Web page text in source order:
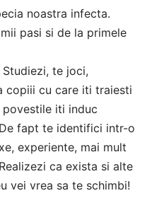
noastra infecta.
pasi si de la primele
te joci,
copiii cu care iti traiesti
iti induc
fapt te identifici intr-o
experiente, mai mult
ca exista si alte
vei vrea sa te schimbi!